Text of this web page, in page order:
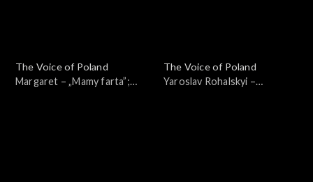
The Voice of Poland
Margaret – „Mamy farta”;
The Voice of Poland
Yaroslav Rohalskyi –